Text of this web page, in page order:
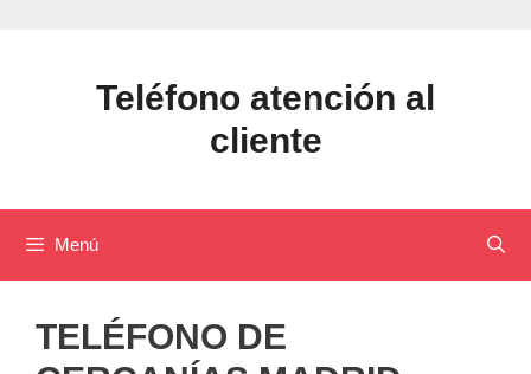
Teléfono atención al
cliente
Menú
TELÉFONO DE